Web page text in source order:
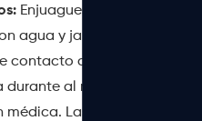
Enjuague la piel
agua y jabón durante al
contacto con los ojos,
al menos 20
Las soluciones de